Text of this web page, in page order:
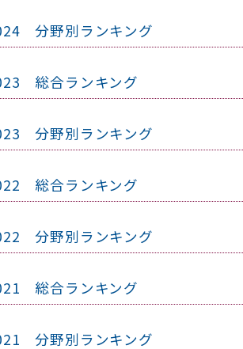
分野別ランキング
総合ランキング
分野別ランキング
総合ランキング
分野別ランキング
総合ランキング
分野別ランキング